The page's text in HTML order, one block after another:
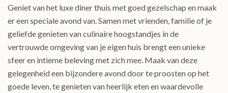
Geniet van het luxe diner thuis met goed gezelschap en maak
er een speciale avond van. Samen met vrienden, familie of je
geliefde genieten van culinaire hoogstandjes in de
vertrouwde omgeving van je eigen huis brengt een unieke
sfeer en intieme beleving met zich mee. Maak van deze
gelegenheid een bijzondere avond door te proosten op het
goede leven, te genieten van heerlijk eten en waardevolle